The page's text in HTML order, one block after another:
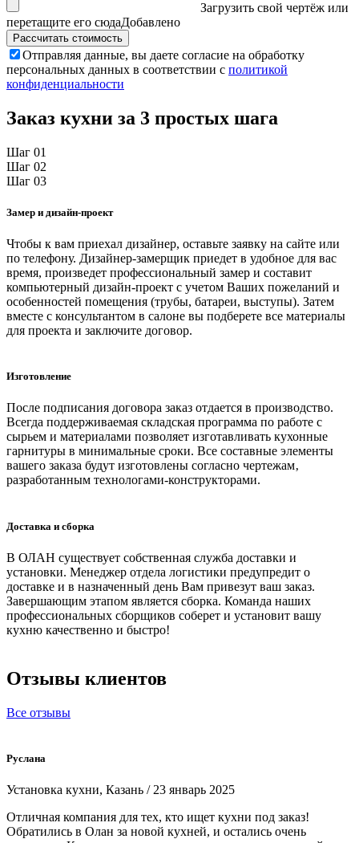
Загрузить свой чертёж или
перетащите его сюдаДобавлено
Отправляя данные, вы даете согласие на обработку
персональных данных в соответствии с политикой
конфиденциальности
Заказ кухни за 3 простых шага
Шаг 01
Шаг 02
Шаг 03
Замер и дизайн-проект
Чтобы к вам приехал дизайнер, оставьте заявку на сайте или
по телефону. Дизайнер-замерщик приедет в удобное для вас
время, произведет профессиональный замер и составит
компьютерный дизайн-проект с учетом Ваших пожеланий и
особенностей помещения (трубы, батареи, выступы). Затем
вместе с консультантом в салоне вы подберете все материалы
для проекта и заключите договор.
Изготовление
После подписания договора заказ отдается в производство.
Всегда поддерживаемая складская программа по работе с
сырьем и материалами позволяет изготавливать кухонные
гарнитуры в минимальные сроки. Все составные элементы
вашего заказа будут изготовлены согласно чертежам‚
разработанным технологами-конструкторами.
Доставка и сборка
В ОЛАН существует собственная служба доставки и
установки. Менеджер отдела логистики предупредит о
доставке и в назначенный день Вам привезут ваш заказ.
Завершающим этапом является сборка. Команда наших
профессиональных сборщиков соберет и установит вашу
кухню качественно и быстро!
Отзывы клиентов
Все отзывы
Руслана
Установка кухни, Казань / 23 январь 2025
Отличная компания для тех, кто ищет кухни под заказ!
Обратились в Олан за новой кухней, и остались очень